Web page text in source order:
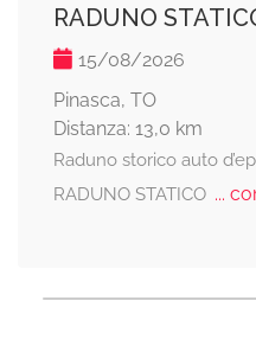
RADUNO
15/08/2026
Pinasca, TO
Distanza: 13,0 km
Raduno storico auto
RADUNO STATICO...